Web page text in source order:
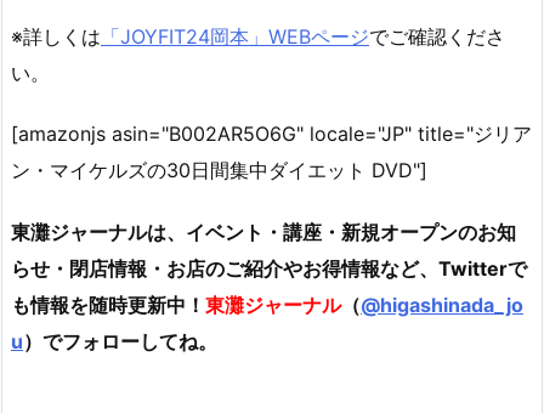
※詳しくは 「JOYFIT24岡本」WEBページでご確認くださ
い。
[amazonjs asin="B002AR5O6G" locale="JP" title="ジリア
ン・マイケルズの30日間集中ダイエット DVD"]
東灘ジャーナルは、イベント・講座・新規オープンのお知
らせ・閉店情報・お店のご紹介やお得情報など、Twitterで
も情報を随時更新中！ 東灘ジャーナル（@higashinada_jo
u）でフォローしてね。